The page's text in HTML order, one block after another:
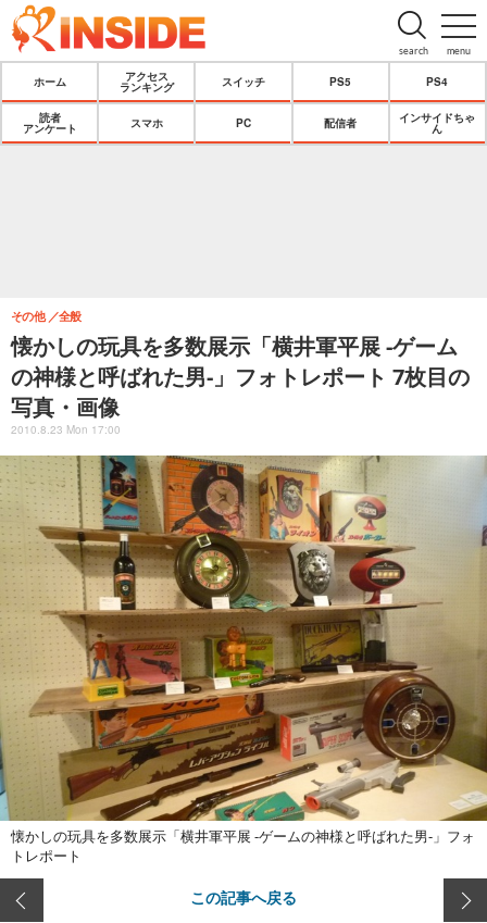
menu
search
ホーム
アクセス
ランキング
スイッチ PS5 PS4
読者
アンケート
スマホ PC 配信者
インサイドちゃ
ん
懐かしの玩具を多数展示「横井軍平展 -ゲーム
の神様と呼ばれた男-」フォトレポート 7枚目の
写真・画像
その他 全般
2010.8.23 Mon 17:00
懐かしの玩具を多数展示「横井軍平展 -ゲームの神様と呼ばれた男-」フォ
トレポート
この記事へ戻る